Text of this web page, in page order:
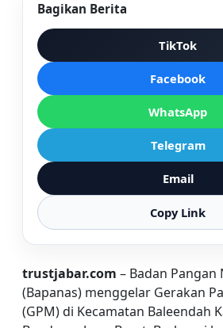
Bagikan Berita
TikTok
Facebook
WhatsApp
Telegram
Email
Copy Link
trustjabar.com – Badan Pangan
(Bapanas) menggelar Gerakan
(GPM) di Kecamatan Baleendah